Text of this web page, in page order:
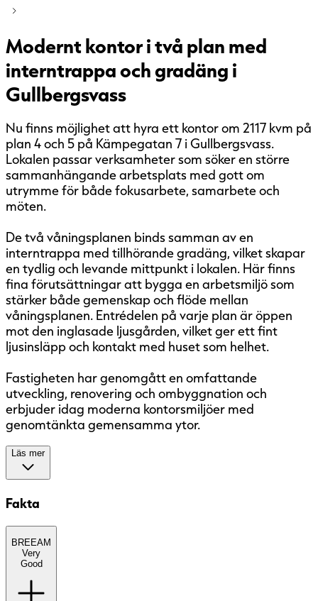
Modernt kontor i två plan med
interntrappa och gradäng i
Gullbergsvass
Nu finns möjlighet att hyra ett kontor om 2117 kvm på
plan 4 och 5 på Kämpegatan 7 i Gullbergsvass.
Lokalen passar verksamheter som söker en större
sammanhängande arbetsplats med gott om
utrymme för både fokusarbete, samarbete och
möten.
De två våningsplanen binds samman av en
interntrappa med tillhörande gradäng, vilket skapar
en tydlig och levande mittpunkt i lokalen. Här finns
fina förutsättningar att bygga en arbetsmiljö som
stärker både gemenskap och flöde mellan
våningsplanen. Entrédelen på varje plan är öppen
mot den inglasade ljusgården, vilket ger ett fint
ljusinsläpp och kontakt med huset som helhet.
Fastigheten har genomgått en omfattande
utveckling, renovering och ombyggnation och
erbjuder idag moderna kontorsmiljöer med
genomtänkta gemensamma ytor.
Läs mer
Fakta
BREEAM
Very
Good